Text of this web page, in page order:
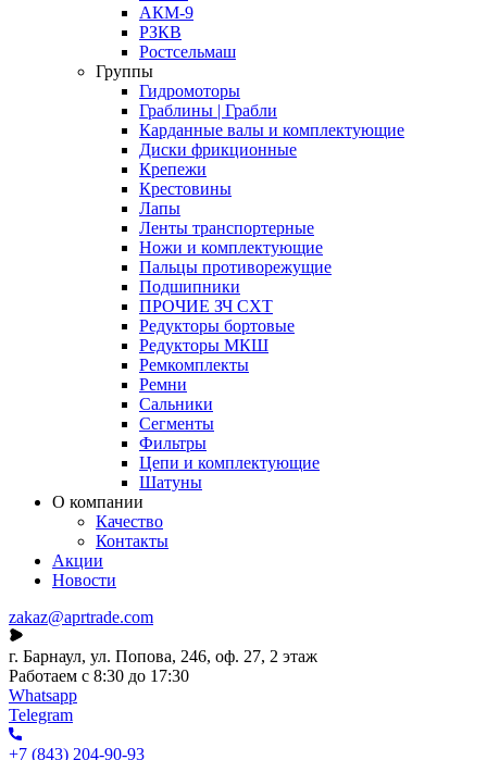
АКМ-9
РЗКВ
Ростсельмаш
Группы
Гидромоторы
Граблины | Грабли
Карданные валы и комплектующие
Диски фрикционные
Крепежи
Крестовины
Лапы
Ленты транспортерные
Ножи и комплектующие
Пальцы противорежущие
Подшипники
ПРОЧИЕ ЗЧ СХТ
Редукторы бортовые
Редукторы МКШ
Ремкомплекты
Ремни
Сальники
Сегменты
Фильтры
Цепи и комплектующие
Шатуны
О компании
Качество
Контакты
Акции
Новости
zakaz@aprtrade.com
г. Барнаул, ул. Попова, 246, оф. 27, 2 этаж
Работаем с 8:30 до 17:30
Whatsapp
Telegram
+7 (843) 204-90-93